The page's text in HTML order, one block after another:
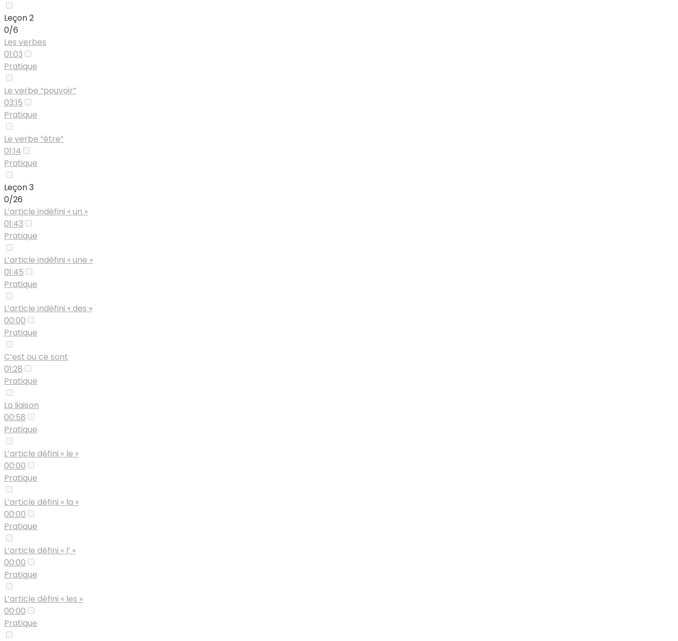
Leçon 2
0/6
Les verbes
01:03
Pratique
Le verbe “pouvoir”
03:15
Pratique
Le verbe “être”
01:14
Pratique
Leçon 3
0/26
L’article indéfini « un »
01:43
Pratique
L’article indéfini « une »
01:45
Pratique
L’article indéfini « des »
00:00
Pratique
C’est ou ce sont
01:28
Pratique
La liaison
00:58
Pratique
L’article défini « le »
00:00
Pratique
L’article défini « la »
00:00
Pratique
L’article défini « l’ »
00:00
Pratique
L’article défini « les »
00:00
Pratique